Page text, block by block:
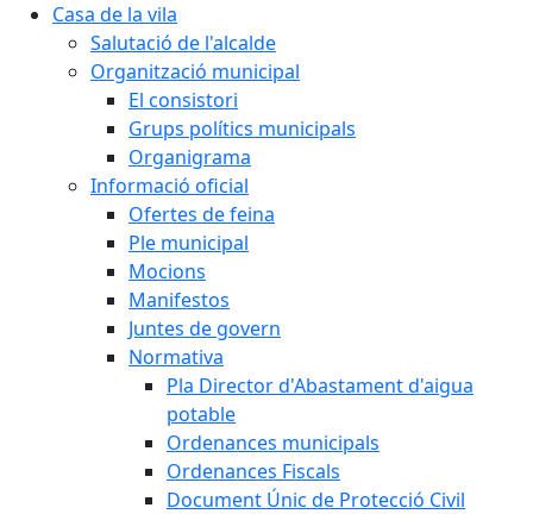
Casa de la vila
Salutació de l'alcalde
Organització municipal
El consistori
Grups polítics municipals
Organigrama
Informació oficial
Ofertes de feina
Ple municipal
Mocions
Manifestos
Juntes de govern
Normativa
Pla Director d'Abastament d'aigua
potable
Ordenances municipals
Ordenances Fiscals
Document Únic de Protecció Civil